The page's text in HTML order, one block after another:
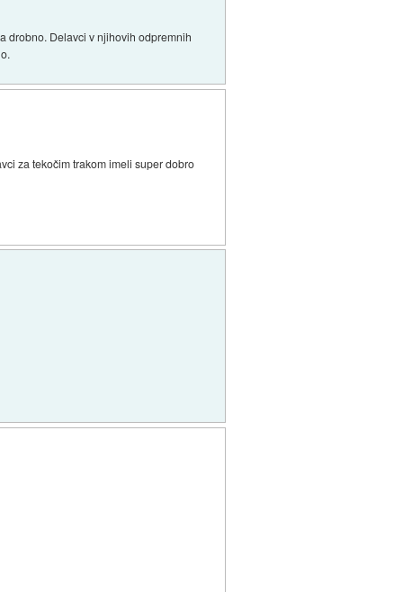
drobno. Delavci v njihovih odpremnih
za tekočim trakom imeli super dobro